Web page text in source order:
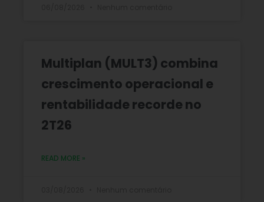
Multiplan (MULT3) combina
crescimento operacional e
rentabilidade recorde no
2T26
READ MORE »